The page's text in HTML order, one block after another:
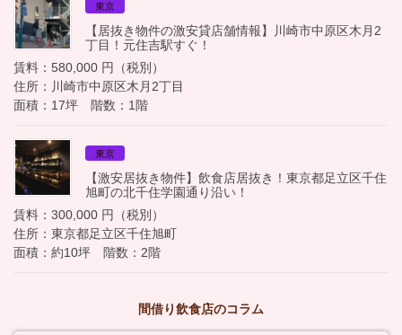
東京
【居抜き物件の激安貸店舗情報】川崎市中原区木月2
丁目！元住吉駅すぐ！
賃料：580,000 円（税別）
住所：川崎市中原区木月2丁目
面積：17坪 階数：1階
東京
【激安居抜き物件】飲食店居抜き！東京都足立区千住
旭町の北千住学園通り沿い！
賃料：300,000 円（税別）
住所：東京都足立区千住旭町
面積：約10坪 階数：2階
間借り飲食店のコラム